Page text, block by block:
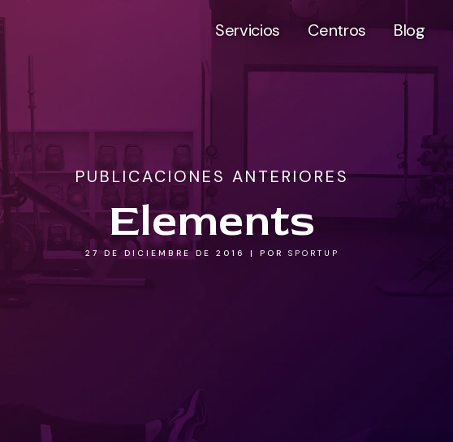
Servicios Centros Blog
PUBLICACIONES ANTERIORES
Elements
27 DE DICIEMBRE DE 2016 | POR SPORTUP